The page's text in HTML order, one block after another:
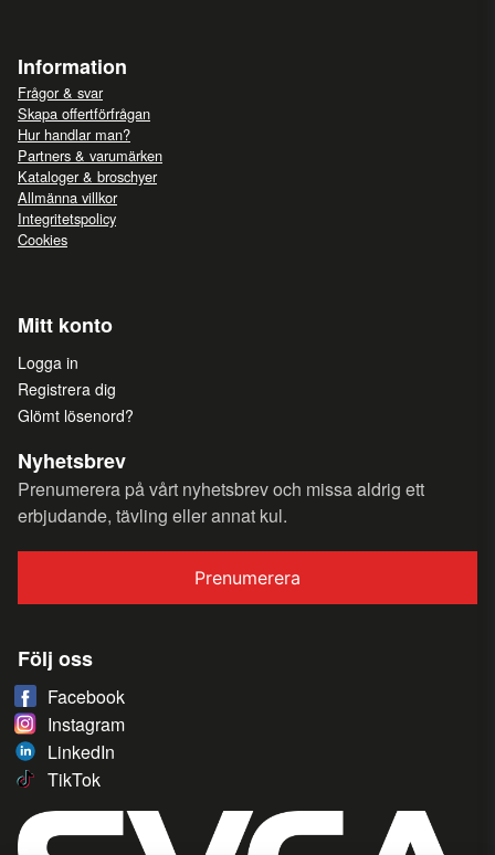
Information
Frågor & svar
Skapa offertförfrågan
Hur handlar man?
Partners & varumärken
Kataloger & broschyer
Allmänna villkor
Integritetspolicy
Cookies
Mitt konto
Logga in
Registrera dig
Glömt lösenord?
Nyhetsbrev
Prenumerera på vårt nyhetsbrev och missa aldrig ett
erbjudande, tävling eller annat kul.
Prenumerera
Följ oss
Facebook
Instagram
LinkedIn
TikTok